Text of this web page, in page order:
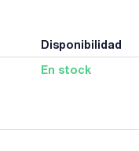
Disponibilidad
En stock